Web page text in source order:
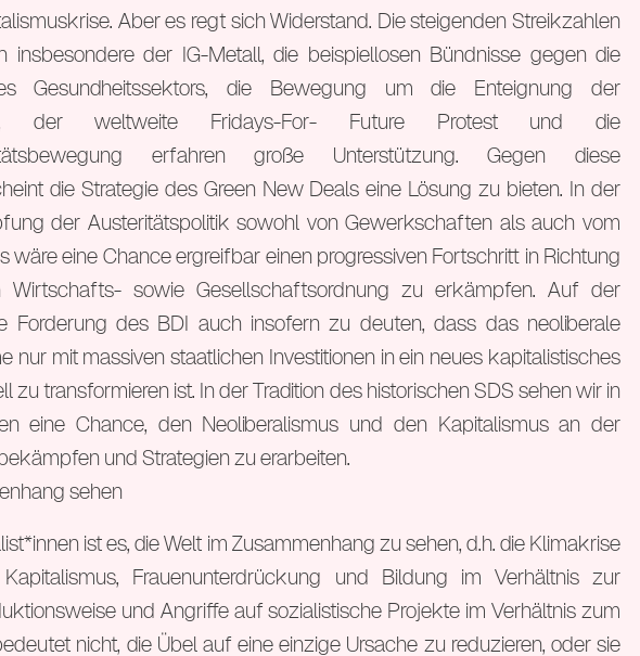
Aber es regt sich Widerstand. Die steigenden Streikzahlen
insbesondere der IG-Metall, die beispiellosen Bündnisse gegen die
Gesundheitssektors, die Bewegung um die Enteignung der
der weltweite Fridays-For- Future Protest und die
erfahren große Unterstützung. Gegen diese
die Strategie des Green New Deals eine Lösung zu bieten. In der
der Austeritätspolitik sowohl von Gewerkschaften als auch vom
wäre eine Chance ergreifbar einen progressiven Fortschritt in Richtung
Wirtschafts- sowie Gesellschaftsordnung zu erkämpfen. Auf der
Forderung des BDI auch insofern zu deuten, dass das neoliberale
nur mit massiven staatlichen Investitionen in ein neues kapitalistisches
zu transformieren ist. In der Tradition des historischen SDS sehen wir in
eine Chance, den Neoliberalismus und den Kapitalismus an der
und Strategien zu erarbeiten.
sehen
ist es, die Welt im Zusammenhang zu sehen, d.h. die Klimakrise
Frauenunterdrückung und Bildung im Verhältnis zur
und Angriffe auf sozialistische Projekte im Verhältnis zum
nicht, die Übel auf eine einzige Ursache zu reduzieren, oder sie